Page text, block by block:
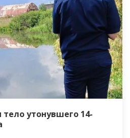
утонувшего 14-